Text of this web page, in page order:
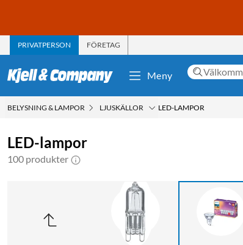
PRIVATPERSON FÖRETAG
Meny
BELYSNING & LAMPOR LJUSKÄLLOR LED-LAMPOR
LED-lampor
100 produkter